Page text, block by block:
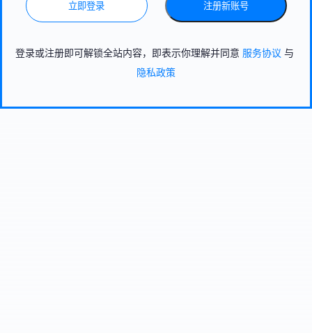
立即登录 注册新账号
登录或注册即可解锁全站内容，即表示你理解并同意 服务协议 与
隐私政策